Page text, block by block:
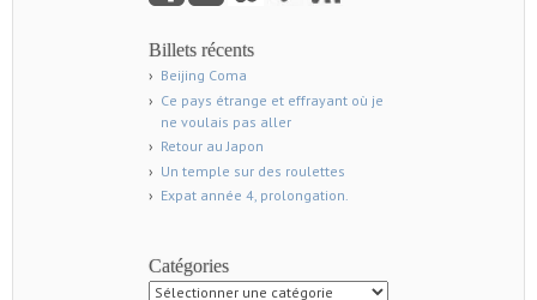
Billets récents
Beijing Coma
Ce pays étrange et effrayant où je
ne voulais pas aller
Retour au Japon
Un temple sur des roulettes
Expat année 4, prolongation.
Catégories
Catégories